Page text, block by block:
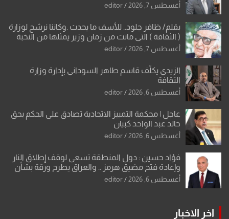
أغسطس 7, 2026 editor
بقلم/ ظافر جلود.. للأسف ما يحدث .وكاننا نرشح لوزارة
( الثقافة ) التي ماتت من زمان وزير يمثلها من النخبة
والإرث العظيم للثقافة العراقية..
أغسطس 7, 2026 editor
الزيدي يكلّف قاسم طاهر السوداني بإدارة وزارة
الثقافة
أغسطس 6, 2026 editor
عاجل | محكمة التمييز الاتحادية تصادق على الحكم بحق
خالد عبد الواحد كبيان
أغسطس 6, 2026 editor
فؤاد حسين : دول المنطقة تسعى لوقف إطلاق النار
وإعادة فتح مضيق هرمز .. والعراق يطرح ورقة بشأن
تحولات القدس
أغسطس 6, 2026 editor
اخر الاخبار